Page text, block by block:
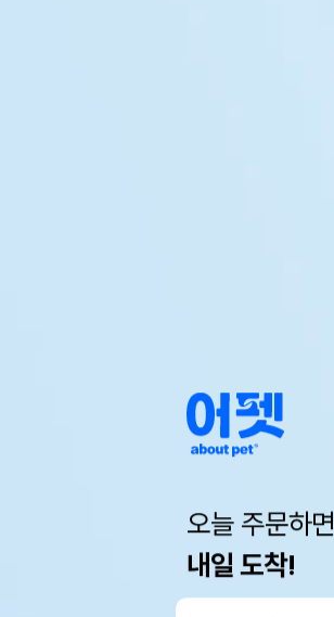
오늘 주문하면
내일 도착!